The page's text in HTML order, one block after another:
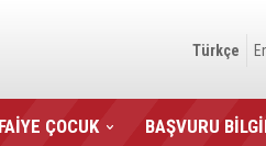
Türkçe
ÇOCUK BAŞVURU